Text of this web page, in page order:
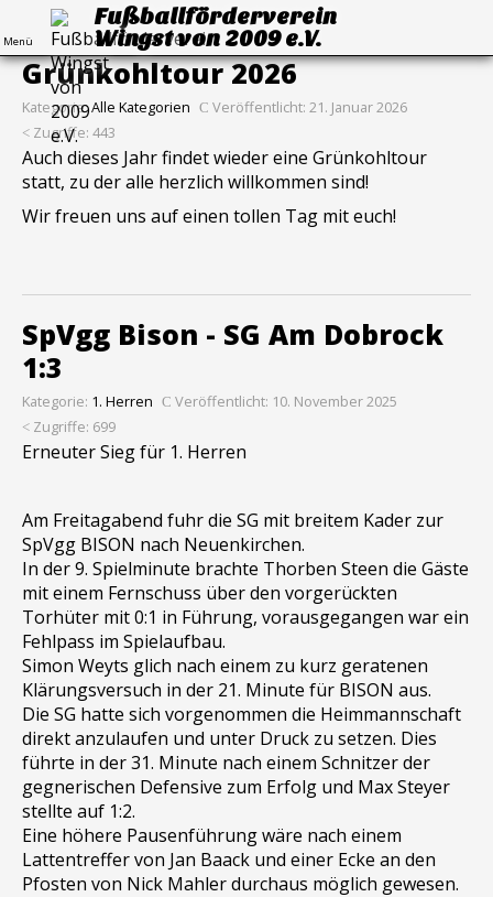
Menü
Fußballförderverein
Wingst von 2009 e.V.
Grünkohltour 2026
Kategorie:Alle Kategorien
Veröffentlicht: 21. Januar 2026
Zugriffe: 443
Auch dieses Jahr findet wieder eine Grünkohltour
statt, zu der alle herzlich willkommen sind!
Wir freuen uns auf einen tollen Tag mit euch!
SpVgg Bison - SG Am Dobrock
1:3
Kategorie: 1. Herren
Veröffentlicht: 10. November 2025
Zugriffe: 699
Erneuter Sieg für 1. Herren
Am Freitagabend fuhr die SG mit breitem Kader zur
SpVgg BISON nach Neuenkirchen.
In der 9. Spielminute brachte Thorben Steen die Gäste
mit einem Fernschuss über den vorgerückten
Torhüter mit 0:1 in Führung, vorausgegangen war ein
Fehlpass im Spielaufbau.
Simon Weyts glich nach einem zu kurz geratenen
Klärungsversuch in der 21. Minute für BISON aus.
Die SG hatte sich vorgenommen die Heimmannschaft
direkt anzulaufen und unter Druck zu setzen. Dies
führte in der 31. Minute nach einem Schnitzer der
gegnerischen Defensive zum Erfolg und Max Steyer
stellte auf 1:2.
Eine höhere Pausenführung wäre nach einem
Lattentreffer von Jan Baack und einer Ecke an den
Pfosten von Nick Mahler durchaus möglich gewesen.